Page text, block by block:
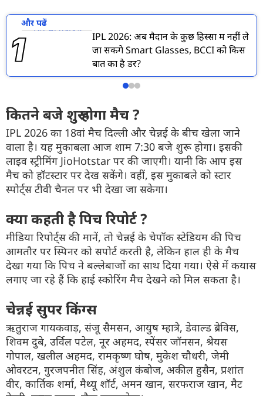
और पढें
IPL 2026: अब मैदान के कुछ हिस्सों में नहीं ले
जा सकेंगे Smart Glasses, BCCI को किस
बात का है डर?
कितने बजे शुरू होगा मैच ?
IPL 2026 का 18वां मैच दिल्ली और चेन्नई के बीच खेला जाने
वाला है। यह मुकाबला आज शाम 7:30 बजे शुरू होगा। इसकी
लाइव स्ट्रीमिंग JioHotstar पर की जाएगी। यानी कि आप इस
मैच को हॉटस्टार पर देख सकेंगे। वहीं, इस मुकाबले को स्टार
स्पोर्ट्स टीवी चैनल पर भी देखा जा सकेगा।
क्या कहती है पिच रिपोर्ट ?
मीडिया रिपोर्ट्स की मानें, तो चेन्नई के चेपॉक स्टेडियम की पिच
आमतौर पर स्पिनर को सपोर्ट करती है, लेकिन हाल ही के मैच
देखा गया कि पिच ने बल्लेबाजों का साथ दिया गया। ऐसे में कयास
लगाए जा रहे हैं कि हाई स्कोरिंग मैच देखने को मिल सकता है।
चेन्नई सुपर किंग्स
ऋतुराज गायकवाड़, संजू सैमसन, आयुष म्हात्रे, डेवाल्ड ब्रेविस,
शिवम दुबे, उर्विल पटेल, नूर अहमद, स्पेंसर जॉनसन, श्रेयस
गोपाल, खलील अहमद, रामकृष्ण घोष, मुकेश चौधरी, जेमी
ओवरटन, गुरजपनीत सिंह, अंशुल कंबोज, अकील हुसैन, प्रशांत
वीर, कार्तिक शर्मा, मैथ्यू शॉर्ट, अमन खान, सरफराज खान, मैट